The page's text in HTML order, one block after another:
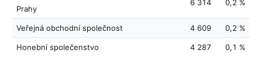
Prahy
6 314 0,2 %
Veřejná obchodní společnost 4 609 0,2 %
Honební společenstvo 4 287 0,1 %